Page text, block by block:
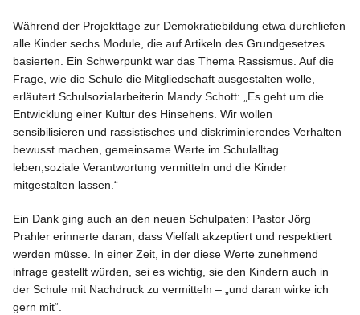
Während der Projekttage zur Demokratiebildung etwa durchliefen
alle Kinder sechs Module, die auf Artikeln des Grundgesetzes
basierten. Ein Schwerpunkt war das Thema Rassismus. Auf die
Frage, wie die Schule die Mitgliedschaft ausgestalten wolle,
erläutert Schulsozialarbeiterin Mandy Schott: „Es geht um die
Entwicklung einer Kultur des Hinsehens. Wir wollen
sensibilisieren und rassistisches und diskriminierendes Verhalten
bewusst machen, gemeinsame Werte im Schulalltag
leben,soziale Verantwortung vermitteln und die Kinder
mitgestalten lassen.“
Ein Dank ging auch an den neuen Schulpaten: Pastor Jörg
Prahler erinnerte daran, dass Vielfalt akzeptiert und respektiert
werden müsse. In einer Zeit, in der diese Werte zunehmend
infrage gestellt würden, sei es wichtig, sie den Kindern auch in
der Schule mit Nachdruck zu vermitteln – „und daran wirke ich
gern mit“.